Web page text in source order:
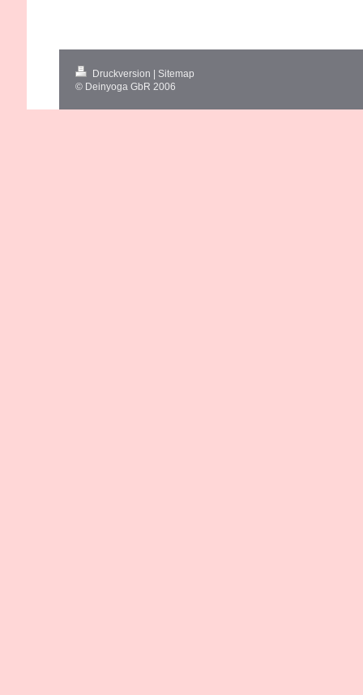
Druckversion
Sitemap
© Deinyoga GbR 2006